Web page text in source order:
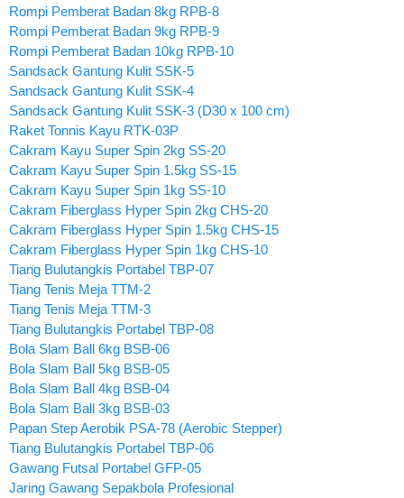
Rompi Pemberat Badan 8kg RPB-8
Rompi Pemberat Badan 9kg RPB-9
Rompi Pemberat Badan 10kg RPB-10
Sandsack Gantung Kulit SSK-5
Sandsack Gantung Kulit SSK-4
Sandsack Gantung Kulit SSK-3 (D30 x 100 cm)
Raket Tonnis Kayu RTK-03P
Cakram Kayu Super Spin 2kg SS-20
Cakram Kayu Super Spin 1.5kg SS-15
Cakram Kayu Super Spin 1kg SS-10
Cakram Fiberglass Hyper Spin 2kg CHS-20
Cakram Fiberglass Hyper Spin 1.5kg CHS-15
Cakram Fiberglass Hyper Spin 1kg CHS-10
Tiang Bulutangkis Portabel TBP-07
Tiang Tenis Meja TTM-2
Tiang Tenis Meja TTM-3
Tiang Bulutangkis Portabel TBP-08
Bola Slam Ball 6kg BSB-06
Bola Slam Ball 5kg BSB-05
Bola Slam Ball 4kg BSB-04
Bola Slam Ball 3kg BSB-03
Papan Step Aerobik PSA-78 (Aerobic Stepper)
Tiang Bulutangkis Portabel TBP-06
Gawang Futsal Portabel GFP-05
Jaring Gawang Sepakbola Profesional